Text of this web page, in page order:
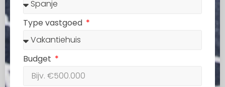
Type vastgoed
Budget